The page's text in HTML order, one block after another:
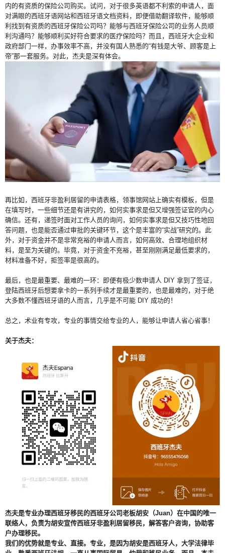
内的有资质的保险公司购买。试问，对于很多英语都不利索的申请人，面
对满眼的西班牙语网站和西班牙语文档资料，即便借助翻译软件，能够顺
利找到有资质的西班牙保险公司吗？能够与西班牙保险公司的业务人员顺
利沟通吗？能够顺利买好符合要求的医疗保险吗？而且，西班牙大企业和
政府部门一样，办事效率不高，并没有国人熟悉的“有钱是大爷、顾客是上
帝”那一套服务。对此，杰夫是深有体会。
再比如，西班牙非盈利居留的申请表格，领事馆网站上确实有模板，但是
在填写时，一些细节还是有讲究的，如何实事求是但又增强签证官的内心
确信。还有，递签时面对工作人员的询问，如何实事求是但又技巧性地回
答问题，也是能否通过审批的关键环节，这个是丰富的“实战”研究的。此
外，对于资金并不是非常充裕的申请人而言，如何高效、合理地组织材
料，是至为关键的。毕竟，对于资金不充裕，甚至刚刚满足最低要求的，
材料准备不好，拒签率是很高的。
最后，也是最重要、最难的一环：即便有极少数申请人 DIY 拿到了签证，
登陆西班牙后想要拿卡的一系列手续才是最重要的，也是最难的，对于绝
大多数不懂西班牙语的人而言，几乎是不可能 DIY 成功的！
总之，术业有专攻，专业的事情交给专业的人，能够让申请人省心省事！
关于杰夫：
杰夫是专业办理西班牙移民的西班牙公司老板胡安（Juan）在中国的唯一
联络人，负责为胡安宣传西班牙非盈利居留移民，解答客户咨询，协助客
户办理移民。
我们的优势就是专业、直接。专业，是因为胡安是西班牙人，大学法律毕